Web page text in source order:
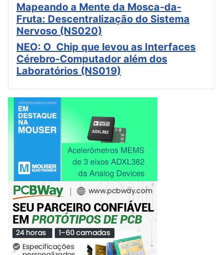
Mapeando a Mente da Mosca-da-
Fruta: Descentralização do Sistema
Nervoso (NS020)
NEO: O Chip que levou as Interfaces
Cérebro-Computador além dos
Laboratórios (NS019)